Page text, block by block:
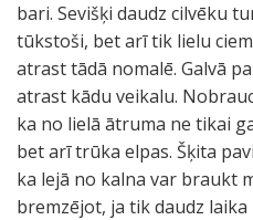
bari. Sevišķi daudz cilvēku
tūkstoši, bet arī tik lielu
atrast tādā nomalē. Galvā
atrast kādu veikalu.
ka no lielā ātruma ne tikai
bet arī trūka elpas. Šķita
ka lejā no kalna var braukt
bremzējot, ja tik daudz